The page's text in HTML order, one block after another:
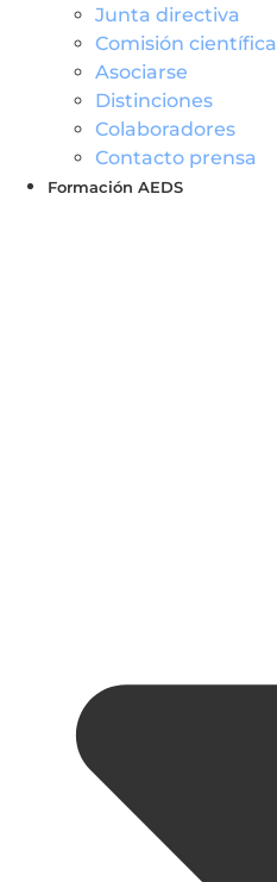
Junta directiva
Comisión científica
Asociarse
Distinciones
Colaboradores
Contacto prensa
Formación AEDS